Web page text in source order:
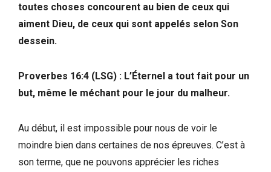
toutes choses concourent au bien de ceux qui
aiment Dieu, de ceux qui sont appelés selon Son
dessein.
Proverbes 16:4 (LSG) : L’Éternel a tout fait pour un
but, même le méchant pour le jour du malheur.
Au début, il est impossible pour nous de voir le
moindre bien dans certaines de nos épreuves. C’est à
son terme, que ne pouvons apprécier les riches